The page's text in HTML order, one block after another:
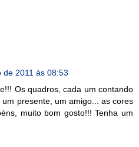
de 2011 às 08:53
Os quadros, cada um contando
presente, um amigo... as cores
muito bom gosto!!! Tenha um